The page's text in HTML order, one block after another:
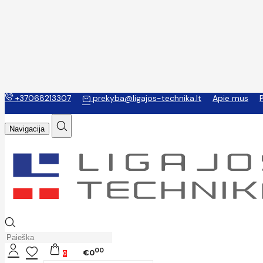
+37068213307 prekyba@ligajos-technika.lt Apie mus
Navigacija
0 €000